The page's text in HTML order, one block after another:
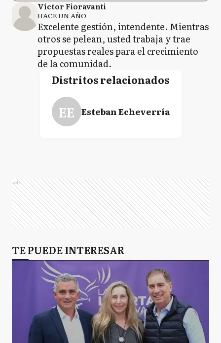
Víctor Fioravanti
HACE UN AÑO
Excelente gestión, intendente. Mientras
otros se pelean, usted trabaja y trae
propuestas reales para el crecimiento
de la comunidad.
Distritos relacionados
EE Esteban Echeverría
Ads
TE PUEDE INTERESAR